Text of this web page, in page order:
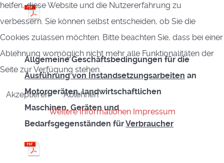
Allgemeine Geschäftsbedingungen für die
Ausführung von Instandsetzungsarbeiten an
Motorgeräten, landwirtschaftlichen
Maschinen, Geräten und
Bedarfsgegenständen fürVerbraucher
helfen, diese Website und die Nutzererfahrung zu
verbessern. Sie können selbst entscheiden, ob Sie die
Cookies zulassen möchten. Bitte beachten Sie, dass bei einer
Ablehnung womöglich nicht mehr alle Funktionalitäten der
Seite zur Verfügung stehen.
Akzeptieren
Ablehnen
Weitere Informationen Impressum